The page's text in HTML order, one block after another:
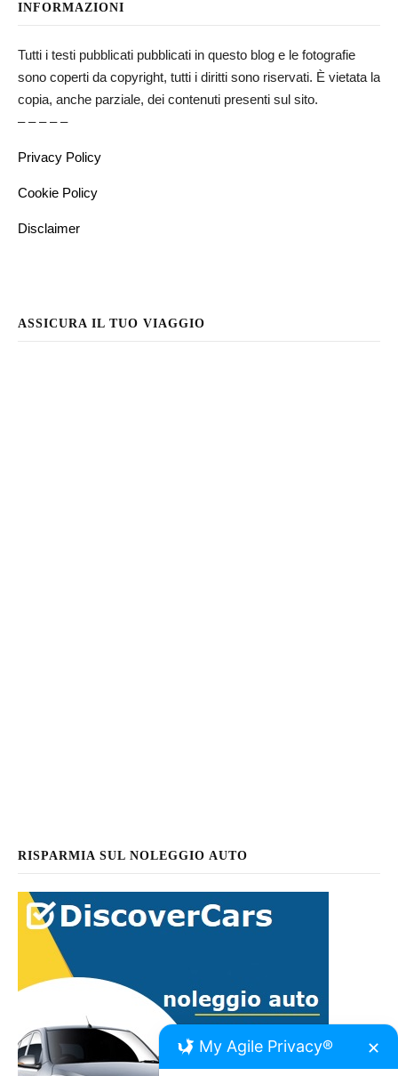
INFORMAZIONI
Tutti i testi pubblicati pubblicati in questo blog e le fotografie
sono coperti da copyright, tutti i diritti sono riservati. È vietata la
copia, anche parziale, dei contenuti presenti sul sito.
– – – – –
Privacy Policy
Cookie Policy
Disclaimer
ASSICURA IL TUO VIAGGIO
RISPARMIA SUL NOLEGGIO AUTO
My Agile Privacy® ✕